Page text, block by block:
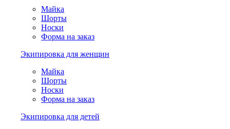
Майка
Шорты
Носки
Форма на заказ
Экипировка для женщин
Майка
Шорты
Носки
Форма на заказ
Экипировка для детей